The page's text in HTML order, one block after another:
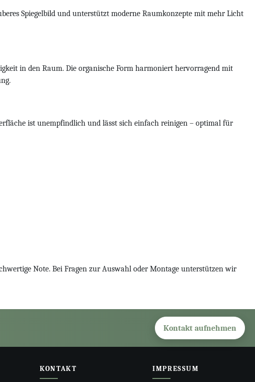
Spiegelbild und unterstützt moderne Raumkonzepte mit mehr Licht
in den Raum. Die organische Form harmoniert hervorragend mit
ist unempfindlich und lässt sich einfach reinigen – optimal für
Note. Bei Fragen zur Auswahl oder Montage unterstützen wir
Kontakt aufnehmen
KONTAKT IMPRESSUM